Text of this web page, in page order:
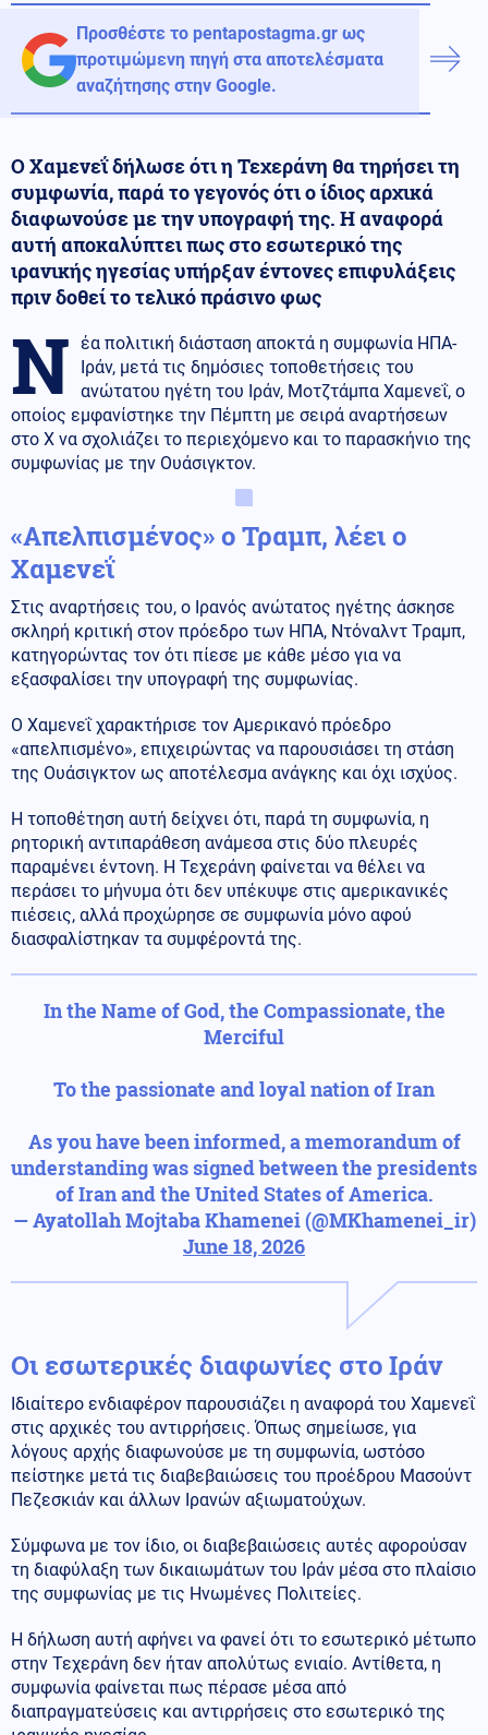
Προσθέστε το pentapostagma.gr ως
προτιμώμενη πηγή στα αποτελέσματα
αναζήτησης στην Google.
Ο Χαμενεΐ δήλωσε ότι η Τεχεράνη θα τηρήσει τη
συμφωνία, παρά το γεγονός ότι ο ίδιος αρχικά
διαφωνούσε με την υπογραφή της. Η αναφορά
αυτή αποκαλύπτει πως στο εσωτερικό της
ιρανικής ηγεσίας υπήρξαν έντονες επιφυλάξεις
πριν δοθεί το τελικό πράσινο φως
Ν έα πολιτική διάσταση αποκτά η συμφωνία ΗΠΑ-
Ιράν, μετά τις δημόσιες τοποθετήσεις του
ανώτατου ηγέτη του Ιράν, Μοτζτάμπα Χαμενεΐ, ο
οποίος εμφανίστηκε την Πέμπτη με σειρά αναρτήσεων
στο X να σχολιάζει το περιεχόμενο και το παρασκήνιο της
συμφωνίας με την Ουάσιγκτον.
«Απελπισμένος» ο Τραμπ, λέει ο
Χαμενεΐ
Στις αναρτήσεις του, ο Ιρανός ανώτατος ηγέτης άσκησε
σκληρή κριτική στον πρόεδρο των ΗΠΑ, Ντόναλντ Τραμπ,
κατηγορώντας τον ότι πίεσε με κάθε μέσο για να
εξασφαλίσει την υπογραφή της συμφωνίας.
Ο Χαμενεΐ χαρακτήρισε τον Αμερικανό πρόεδρο
«απελπισμένο», επιχειρώντας να παρουσιάσει τη στάση
της Ουάσιγκτον ως αποτέλεσμα ανάγκης και όχι ισχύος.
Η τοποθέτηση αυτή δείχνει ότι, παρά τη συμφωνία, η
ρητορική αντιπαράθεση ανάμεσα στις δύο πλευρές
παραμένει έντονη. Η Τεχεράνη φαίνεται να θέλει να
περάσει το μήνυμα ότι δεν υπέκυψε στις αμερικανικές
πιέσεις, αλλά προχώρησε σε συμφωνία μόνο αφού
διασφαλίστηκαν τα συμφέροντά της.
In the Name of God, the Compassionate, the
Merciful
To the passionate and loyal nation of Iran
As you have been informed, a memorandum of
understanding was signed between the presidents
of Iran and the United States of America.
— Ayatollah Mojtaba Khamenei (@MKhamenei_ir)
June 18, 2026
Οι εσωτερικές διαφωνίες στο Ιράν
Ιδιαίτερο ενδιαφέρον παρουσιάζει η αναφορά του Χαμενεΐ
στις αρχικές του αντιρρήσεις. Όπως σημείωσε, για
λόγους αρχής διαφωνούσε με τη συμφωνία, ωστόσο
πείστηκε μετά τις διαβεβαιώσεις του προέδρου Μασούντ
Πεζεσκιάν και άλλων Ιρανών αξιωματούχων.
Σύμφωνα με τον ίδιο, οι διαβεβαιώσεις αυτές αφορούσαν
τη διαφύλαξη των δικαιωμάτων του Ιράν μέσα στο πλαίσιο
της συμφωνίας με τις Ηνωμένες Πολιτείες.
Η δήλωση αυτή αφήνει να φανεί ότι το εσωτερικό μέτωπο
στην Τεχεράνη δεν ήταν απολύτως ενιαίο. Αντίθετα, η
συμφωνία φαίνεται πως πέρασε μέσα από
διαπραγματεύσεις και αντιρρήσεις στο εσωτερικό της